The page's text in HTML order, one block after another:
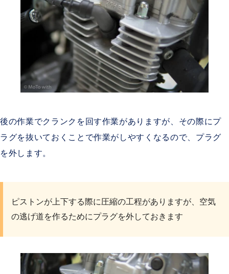
後の作業でクランクを回す作業がありますが、その際にプ
ラグを抜いておくことで作業がしやすくなるので、プラグ
を外します。
ピストンが上下する際に圧縮の工程がありますが、空気
の逃げ道を作るためにプラグを外しておきます